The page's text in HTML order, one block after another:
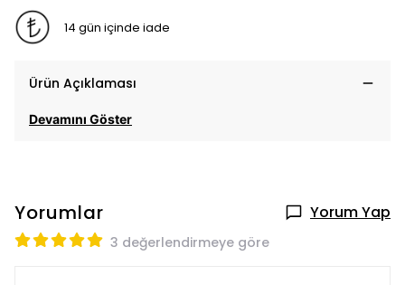
14 gün içinde iade
Ürün Açıklaması
Devamını Göster
Yorumlar Yorum Yap
3 değerlendirmeye göre